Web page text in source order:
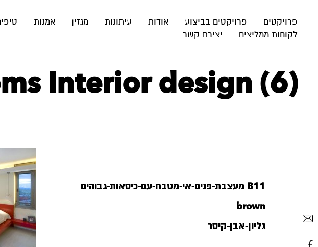
פרויקטים פרויקטים בביצוע אודות עיתונות מגזין אמנות
לקוחות ממליצים
יצירת קשר
Interior design (6)
B11 מעצבת-פנים-אי-מטבח-עם-כיסאות-גבוהים
brown
גליון-אבן-קיסר